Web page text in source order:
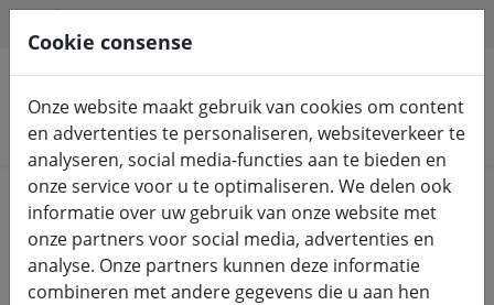
Zoek producten
Home Sprookjesverlichting Feeënlichtjes
Cookie consense
Onze website maakt gebruik van cookies om content
en advertenties te personaliseren, websiteverkeer te
analyseren, social media-functies aan te bieden en
onze service voor u te optimaliseren. We delen ook
informatie over uw gebruik van onze website met
onze partners voor social media, advertenties en
analyse. Onze partners kunnen deze informatie
combineren met andere gegevens die u aan hen